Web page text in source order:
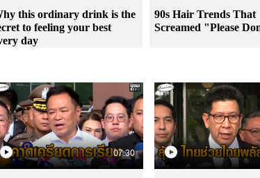
07.30